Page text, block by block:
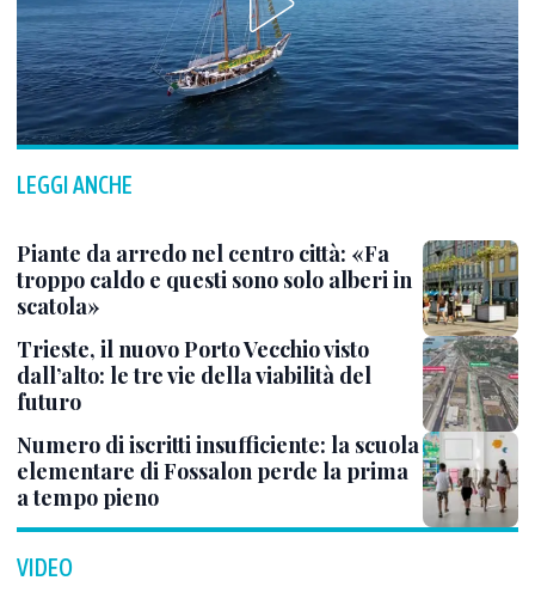
LEGGI ANCHE
Piante da arredo nel centro città: «Fa
troppo caldo e questi sono solo alberi in
scatola»
Trieste, il nuovo Porto Vecchio visto
dall’alto: le tre vie della viabilità del
futuro
Numero di iscritti insufficiente: la scuola
elementare di Fossalon perde la prima
a tempo pieno
VIDEO